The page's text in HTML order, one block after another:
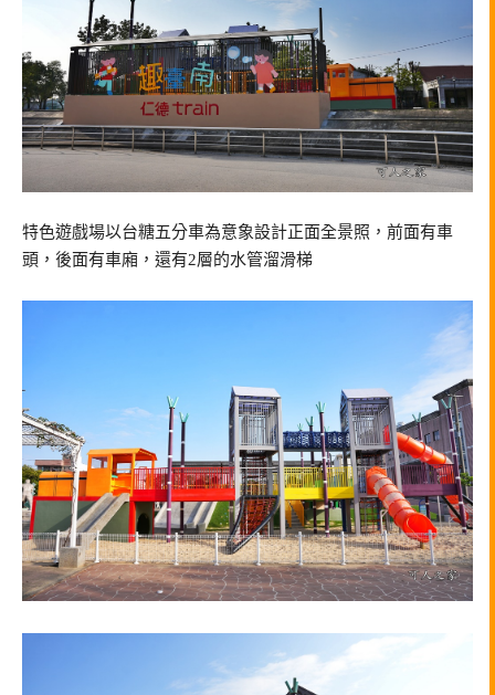
特色遊戲場以台糖五分車為意象設計正面全景照，前面有車
頭，後面有車廂，還有2層的水管溜滑梯